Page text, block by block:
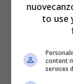
Kent
to use
content
services